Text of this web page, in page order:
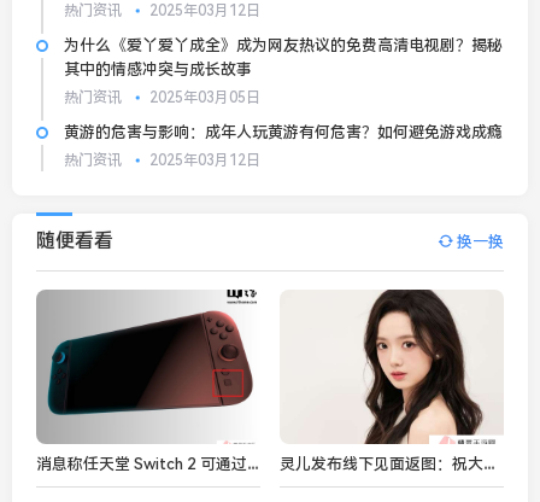
热门资讯 2025年03月12日
为什么《爱丫爱丫成全》成为网友热议的免费高清电视剧？揭秘
其中的情感冲突与成长故事
热门资讯 2025年03月05日
黄游的危害与影响：成年人玩黄游有何危害？如何避免游戏成瘾
热门资讯 2025年03月12日
随便看看 换一换
消息称任天堂 Switch 2 可通过“神秘 C 键”配对初代机型，令其作为“带屏手柄”使用 灵儿发布线下见面返图：祝大家喜欢的主队可以一直赢下去